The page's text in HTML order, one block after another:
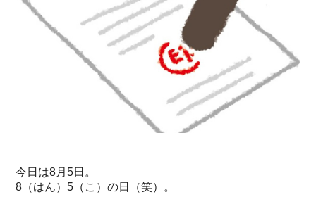
今日は8月5日。
8（はん）5（こ）の日（笑）。